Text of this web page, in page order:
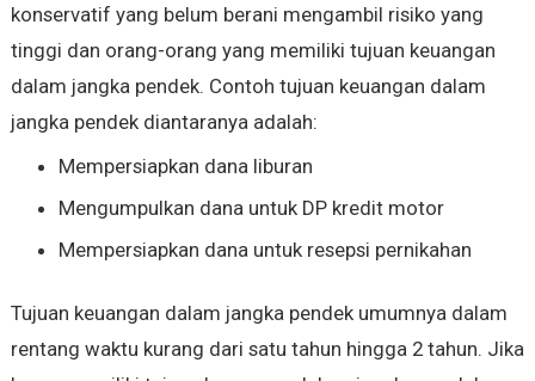
konservatif yang belum berani mengambil risiko yang
tinggi dan orang-orang yang memiliki tujuan keuangan
dalam jangka pendek. Contoh tujuan keuangan dalam
jangka pendek diantaranya adalah:
Mempersiapkan dana liburan
Mengumpulkan dana untuk DP kredit motor
Mempersiapkan dana untuk resepsi pernikahan
Tujuan keuangan dalam jangka pendek umumnya dalam
rentang waktu kurang dari satu tahun hingga 2 tahun. Jika